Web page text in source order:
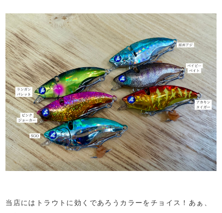
当店にはトラウトに効くであろうカラーをチョイス！あぁ、